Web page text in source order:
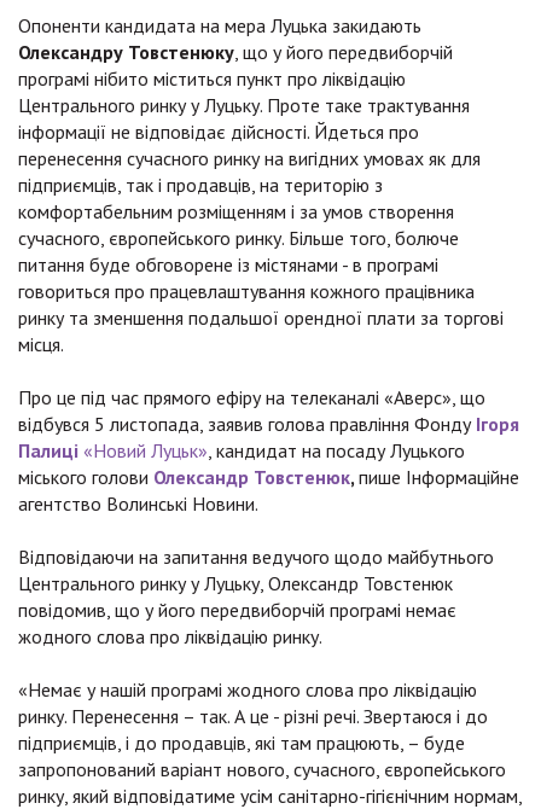
Опоненти кандидата на мера Луцька закидають
Олександру Товстенюку, що у його передвиборчій
програмі нібито міститься пункт про ліквідацію
Центрального ринку у Луцьку. Проте таке трактування
інформації не відповідає дійсності. Йдеться про
перенесення сучасного ринку на вигідних умовах як для
підприємців, так і продавців, на територію з
комфортабельним розміщенням і за умов створення
сучасного, європейського ринку. Більше того, болюче
питання буде обговорене із містянами - в програмі
говориться про працевлаштування кожного працівника
ринку та зменшення подальшої орендної плати за торгові
місця.
Про це під час прямого ефіру на телеканалі «Аверс», що
відбувся 5 листопада, заявив голова правління Фонду Ігоря
Палиці «Новий Луцьк», кандидат на посаду Луцького
міського голови Олександр Товстенюк, пише Інформаційне
агентство Волинські Новини.
Відповідаючи на запитання ведучого щодо майбутнього
Центрального ринку у Луцьку, Олександр Товстенюк
повідомив, що у його передвиборчій програмі немає
жодного слова про ліквідацію ринку.
«Немає у нашій програмі жодного слова про ліквідацію
ринку. Перенесення – так. А це - різні речі. Звертаюся і до
підприємців, і до продавців, які там працюють, – буде
запропонований варіант нового, сучасного, європейського
ринку, який відповідатиме усім санітарно-гігієнічним нормам,